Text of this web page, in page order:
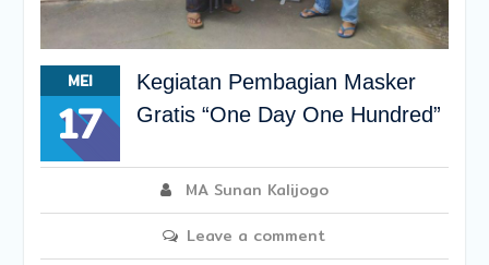
MEI
17
Kegiatan Pembagian Masker
Gratis “One Day One Hundred”
MA Sunan Kalijogo
Leave a comment